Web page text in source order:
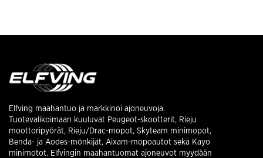
Elfving maahantuo ja markkinoi ajoneuvoja.
Tuotevalikoimaan kuuluvat Peugeot-skootterit, Rieju
moottoripyörät, Rieju/Drac-mopot, Skyteam minimopot,
Benda- ja Aodes-mönkijät, Aixam-mopoautot sekä Kayo
minimotot. Elfvingin maahantuomat ajoneuvot myydään